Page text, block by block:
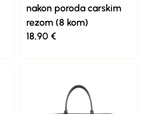
nakon poroda carskim
rezom (8 kom)
18,90 €